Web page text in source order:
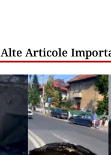
Alte Articole